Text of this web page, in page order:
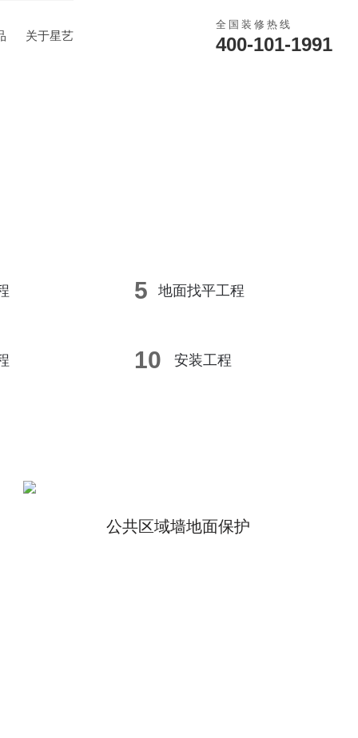
关于星艺
全国装修热线
400-101-1991
5 地面找平工程
10安装工程
公共区域墙地面保护